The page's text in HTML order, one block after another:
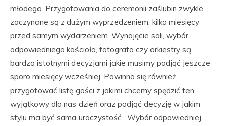
młodego. Przygotowania do ceremonii zaślubin zwykle
zaczynane są z dużym wyprzedzeniem, kilka miesięcy
przed samym wydarzeniem. Wynajęcie sali, wybór
odpowiedniego kościoła, fotografa czy orkiestry są
bardzo istotnymi decyzjami jakie musimy podjąć jeszcze
sporo miesięcy wcześniej. Powinno się również
przygotować listę gości z jakimi chcemy spędzić ten
wyjątkowy dla nas dzień oraz podjąć decyzję w jakim
stylu ma być sama uroczystość. Wybór odpowiedniej